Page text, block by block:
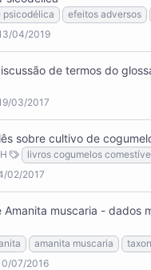
psicodélica efeitos adversos
04/2019
de termos do
03/2017
sobre cultivo de
livros cogumelos
02/2017
Amanita muscaria - dados
amanita muscaria
07/2016